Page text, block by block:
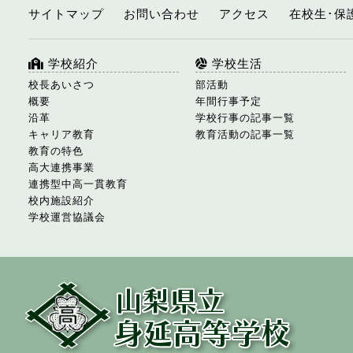
サイトマップ お問い合わせ アクセス 在校生･保
学校紹介
校長あいさつ
概要
沿革
キャリア教育
教育の特色
高大連携事業
連携型中高一貫教育
校内施設紹介
学校運営協議会
学校生活
部活動
年間行事予定
学校行事の記事一覧
教育活動の記事一覧